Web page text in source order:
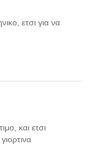
ετσι για να
και ετσι